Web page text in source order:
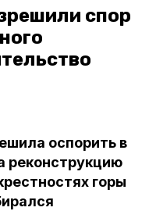
спор
оспорить в
реконструкцию
горы